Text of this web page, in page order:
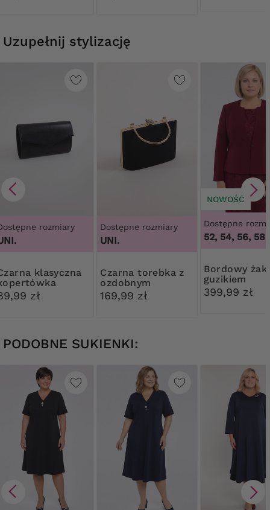
Uzupełnij stylizację
rozmiary
zł
Dostępne rozmiary
UNI.
Czarna torebka z
ozdobnym
zapięciem
169,99 zł
NOWOŚĆ
Dostępne
52, 54, 56,
Bordowy żakiet z
guzikiem
399,99 zł
PODOBNE SUKIENKI: